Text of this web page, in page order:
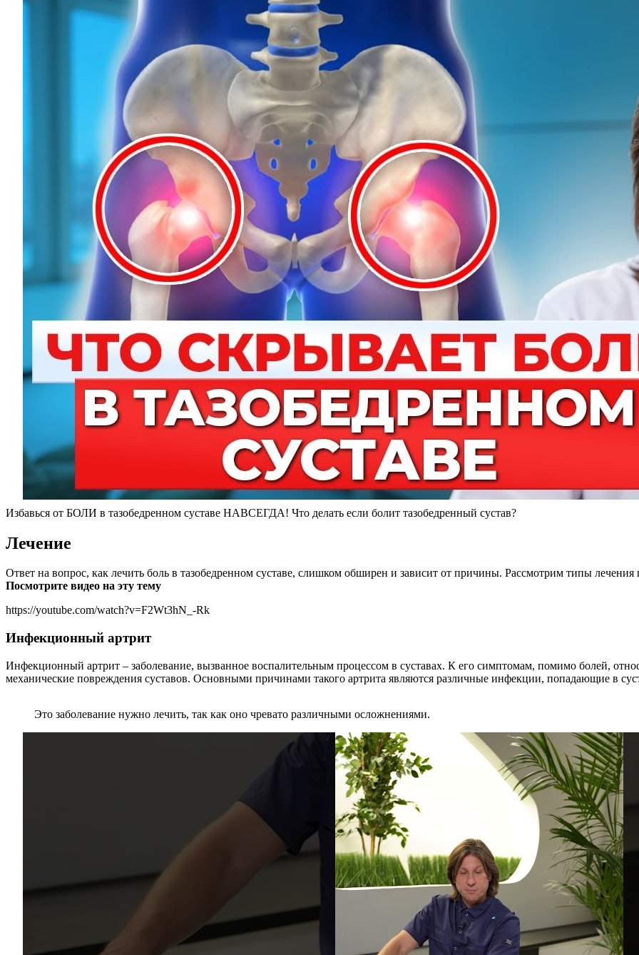
Избавься от БОЛИ в тазобедренном суставе НАВСЕГДА! Что делать если болит тазобедренный сустав?
Лечение
Ответ на вопрос, как лечить боль в тазобедренном суставе, слишком обширен и зависит от причины. Рассмотрим типы лечения
Посмотрите видео на эту тему
https://youtube.com/watch?v=F2Wt3hN_-Rk
Инфекционный артрит
Инфекционный артрит – заболевание, вызванное воспалительным процессом в суставах. К его симптомам, помимо болей,
механические повреждения суставов. Основными причинами такого артрита являются различные инфекции, попадающие в
Это заболевание нужно лечить, так как оно чревато различными осложнениями.